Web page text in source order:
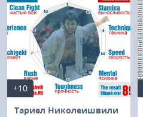
+10
Тариел Николеишвили